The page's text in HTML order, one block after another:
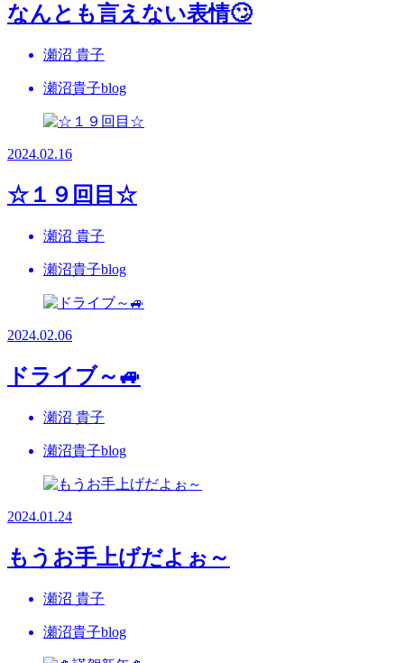
なんとも言えない表情🙄
瀬沼 貴子
瀬沼貴子blog
2024.02.16
☆１９回目☆
瀬沼 貴子
瀬沼貴子blog
2024.02.06
ドライブ～🚙
瀬沼 貴子
瀬沼貴子blog
2024.01.24
もうお手上げだよぉ～
瀬沼 貴子
瀬沼貴子blog